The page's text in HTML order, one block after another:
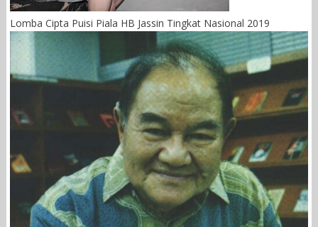
Lomba Cipta Puisi Piala HB Jassin Tingkat Nasional 2019